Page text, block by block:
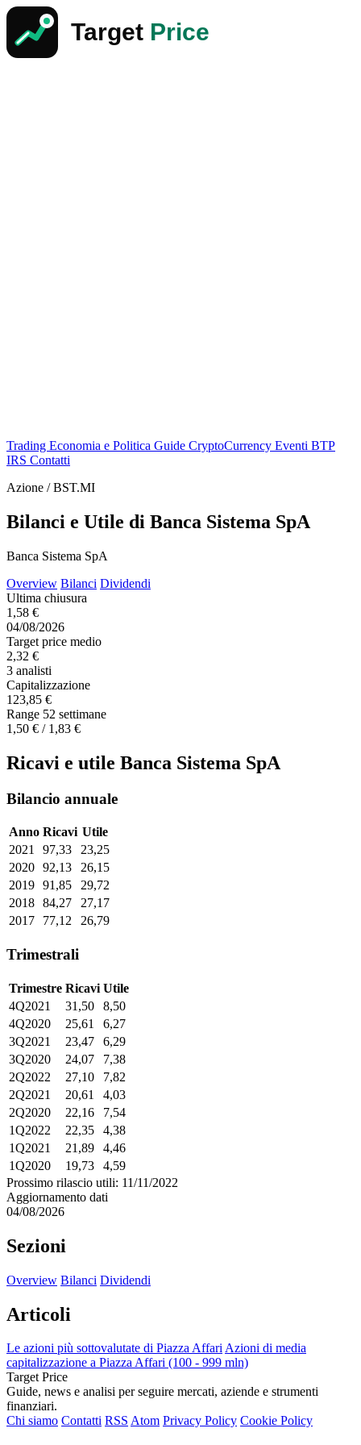
Trading Economia e Politica Guide CryptoCurrency Eventi BTP
IRS Contatti
Azione / BST.MI
Bilanci e Utile di Banca Sistema SpA
Banca Sistema SpA
Overview Bilanci Dividendi
Ultima chiusura
1,58 €
04/08/2026
Target price medio
2,32 €
3 analisti
Capitalizzazione
123,85 €
Range 52 settimane
1,50 € / 1,83 €
Ricavi e utile Banca Sistema SpA
Bilancio annuale
Anno Ricavi Utile
2021
97,33
23,25
2020 92,13
26,15
2019 91,85
29,72
2018 84,27
27,17
2017
77,12 26,79
Trimestrali
Trimestre Ricavi Utile
4Q2021
31,50
8,50
4Q2020
25,61
6,27
3Q2021
23,47
6,29
3Q2020
24,07
7,38
2Q2022
27,10
7,82
2Q2021
20,61
4,03
2Q2020
22,16
7,54
1Q2022
22,35
4,38
1Q2021
21,89
4,46
1Q2020
19,73
4,59
Prossimo rilascio utili: 11/11/2022
Aggiornamento dati
04/08/2026
Sezioni
Overview Bilanci Dividendi
Articoli
Le azioni più sottovalutate di Piazza AffariAzioni di media
capitalizzazione a Piazza Affari (100 - 999 mln)
Target Price
Guide, news e analisi per seguire mercati, aziende e strumenti
finanziari.
Chi siamo Contatti RSS Atom Privacy Policy Cookie Policy